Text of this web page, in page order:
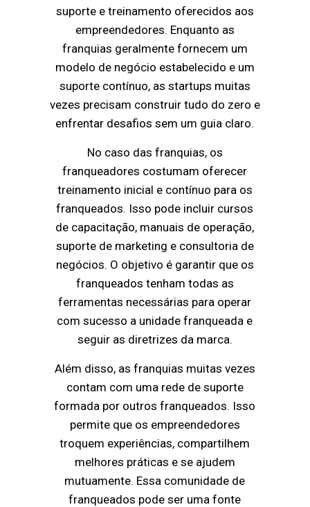
suporte e treinamento oferecidos aos
empreendedores. Enquanto as
franquias geralmente fornecem um
modelo de negócio estabelecido e um
suporte contínuo, as startups muitas
vezes precisam construir tudo do zero e
enfrentar desafios sem um guia claro.
No caso das franquias, os
franqueadores costumam oferecer
treinamento inicial e contínuo para os
franqueados. Isso pode incluir cursos
de capacitação, manuais de operação,
suporte de marketing e consultoria de
negócios. O objetivo é garantir que os
franqueados tenham todas as
ferramentas necessárias para operar
com sucesso a unidade franqueada e
seguir as diretrizes da marca.
Além disso, as franquias muitas vezes
contam com uma rede de suporte
formada por outros franqueados. Isso
permite que os empreendedores
troquem experiências, compartilhem
melhores práticas e se ajudem
mutuamente. Essa comunidade de
franqueados pode ser uma fonte